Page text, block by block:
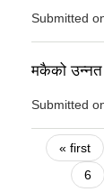
Submitted
मकैको उन्नत
Submitted
Pages
« first
6